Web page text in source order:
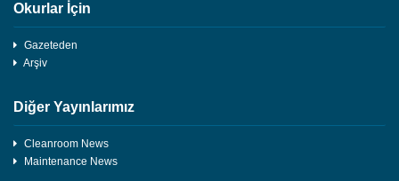
Okurlar İçin
Gazeteden
Arşiv
Diğer Yayınlarımız
Cleanroom News
Maintenance News